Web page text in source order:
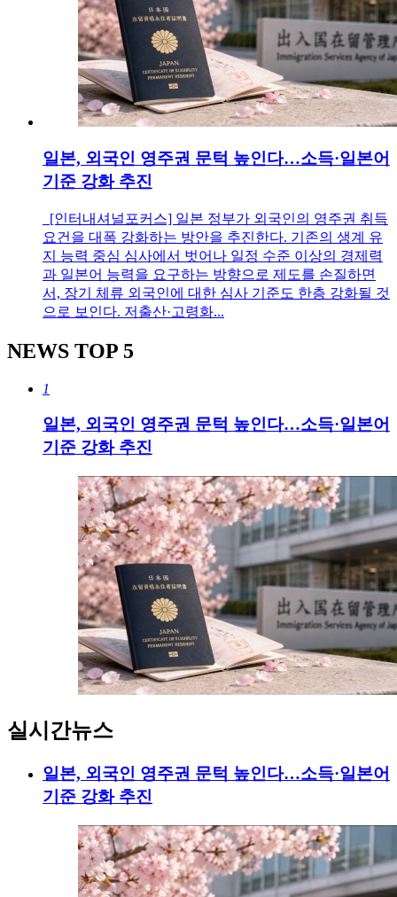
일본, 외국인 영주권 문턱 높인다…소득·일본어
기준 강화 추진
[인터내셔널포커스] 일본 정부가 외국인의 영주권 취득
요건을 대폭 강화하는 방안을 추진한다. 기존의 생계 유
지 능력 중심 심사에서 벗어나 일정 수준 이상의 경제력
과 일본어 능력을 요구하는 방향으로 제도를 손질하면
서, 장기 체류 외국인에 대한 심사 기준도 한층 강화될 것
으로 보인다. 저출산·고령화...
NEWS TOP 5
1
일본, 외국인 영주권 문턱 높인다…소득·일본어
기준 강화 추진
실시간뉴스
일본, 외국인 영주권 문턱 높인다…소득·일본어
기준 강화 추진